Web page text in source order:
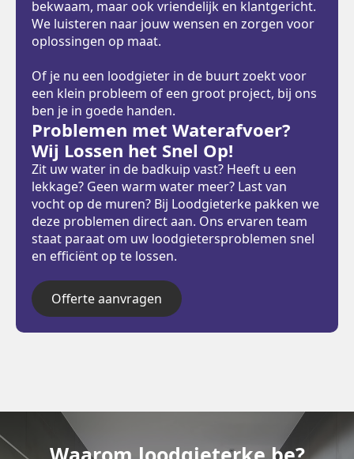
bekwaam, maar ook vriendelijk en klantgericht.
We luisteren naar jouw wensen en zorgen voor
oplossingen op maat.
Of je nu een loodgieter in de buurt zoekt voor
een klein probleem of een groot project, bij ons
ben je in goede handen.
Problemen met Waterafvoer?
Wij Lossen het Snel Op!
Zit uw water in de badkuip vast? Heeft u een
lekkage? Geen warm water meer? Last van
vocht op de muren? Bij Loodgieterke pakken we
deze problemen direct aan. Ons ervaren team
staat paraat om uw loodgietersproblemen snel
en efficiënt op te lossen.
Offerte aanvragen